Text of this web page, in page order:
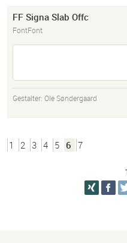
FF Signa Slab Offc
FontFont
Gestalter: Ole Søndergaard
1 2 3 4 5 6 7